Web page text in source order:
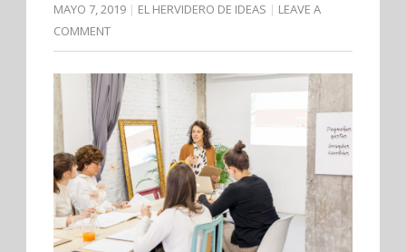
MAYO 7, 2019 EL HERVIDERO DE IDEAS
LEAVE A
COMMENT